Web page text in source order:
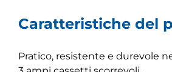
Caratteristiche del
Pratico, resistente e durevole